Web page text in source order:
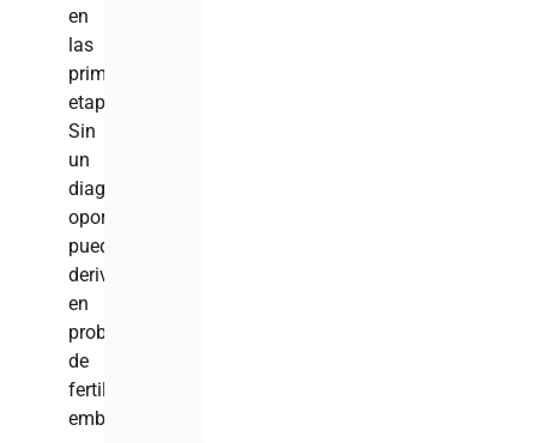
en
las
primeras
etapas.
Sin
un
diagnóstico
oportuno,
pueden
derivar
en
problemas
de
fertilidad,
embarazos